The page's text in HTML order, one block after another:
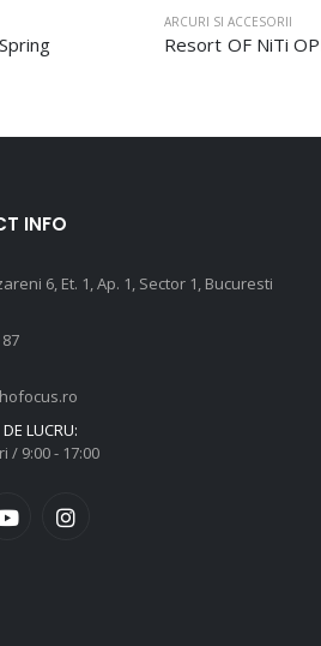
ARCURI SI ACCESORII
Resort OF NiTi
INFO
6, Et. 1, Ap. 1, Sector 1, Bucuresti
LUCRU:
/ 9:00 - 17:00